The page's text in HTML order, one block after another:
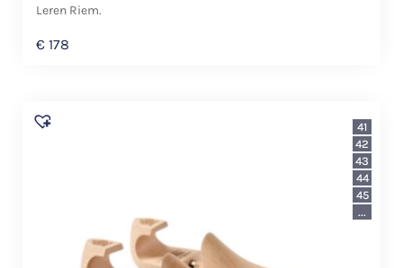
Leren Riem.
€ 178
41
42
43
44
45
...